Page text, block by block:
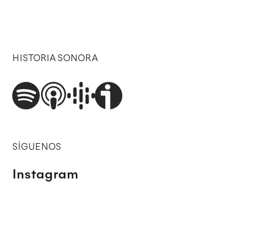
HISTORIA SONORA
SÍGUENOS
Instagram